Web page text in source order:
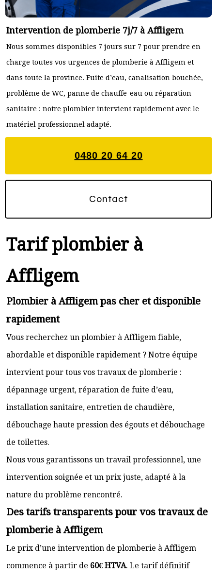
Intervention de plomberie 7j/7 à Affligem
Nous sommes disponibles 7 jours sur 7 pour prendre en
charge toutes vos urgences de plomberie à Affligem et
dans toute la province. Fuite d’eau, canalisation bouchée,
problème de WC, panne de chauffe-eau ou réparation
sanitaire : notre plombier intervient rapidement avec le
matériel professionnel adapté.
0480 20 64 20
Contact
Tarif plombier à
Affligem
Plombier à Affligem pas cher et disponible
rapidement
Vous recherchez un plombier à Affligem fiable,
abordable et disponible rapidement ? Notre équipe
intervient pour tous vos travaux de plomberie :
dépannage urgent, réparation de fuite d’eau,
installation sanitaire, entretien de chaudière,
débouchage haute pression des égouts et débouchage
de toilettes.
Nous vous garantissons un travail professionnel, une
intervention soignée et un prix juste, adapté à la
nature du problème rencontré.
Des tarifs transparents pour vos travaux de
plomberie à Affligem
Le prix d’une intervention de plomberie à Affligem
commence à partir de 60€ HTVA. Le tarif définitif